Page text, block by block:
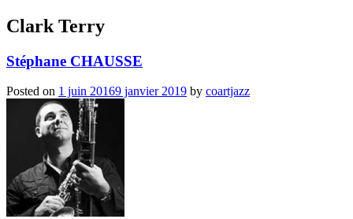
Clark Terry
Stéphane CHAUSSE
Posted on 1 juin 20169 janvier 2019 by coartjazz